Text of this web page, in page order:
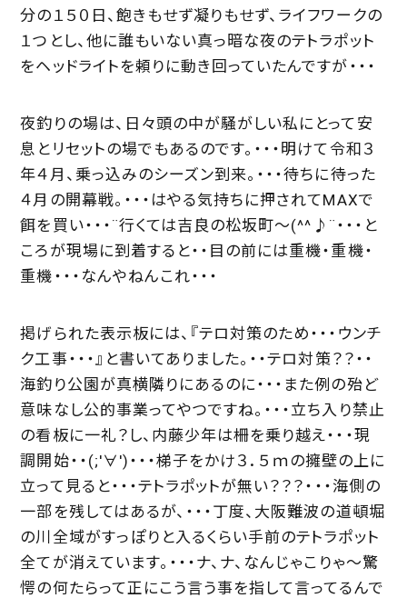
分の１５０日、飽きもせず凝りもせず、ライフワークの
１つとし、他に誰もいない真っ暗な夜のテトラポット
をヘッドライトを頼りに動き回っていたんですが・・・
夜釣りの場は、日々頭の中が騒がしい私にとって安
息とリセットの場でもあるのです。・・・明けて令和３
年４月、乗っ込みのシーズン到来。・・・待ちに待った
４月の開幕戦。・・・はやる気持ちに押されてMAXで
餌を買い・・・¨行くては吉良の松坂町～(^^♪¨・・・と
ころが現場に到着すると・・目の前には重機・重機・
重機・・・なんやねんこれ・・・
掲げられた表示板には、『テロ対策のため・・・ウンチ
ク工事・・・』と書いてありました。・・テロ対策？？・・
海釣り公園が真横隣りにあるのに・・・また例の殆ど
意味なし公的事業ってやつですね。・・・立ち入り禁止
の看板に一礼？し、内藤少年は柵を乗り越え・・・現
調開始・・(;'∀')・・・梯子をかけ３．５ｍの擁壁の上に
立って見ると・・・テトラポットが無い？？？・・・海側の
一部を残してはあるが、・・・丁度、大阪難波の道頓堀
の川全域がすっぽりと入るくらい手前のテトラポット
全てが消えています。・・・ナ、ナ、なんじゃこりゃ～驚
愕の何たらって正にこう言う事を指して言ってるんで